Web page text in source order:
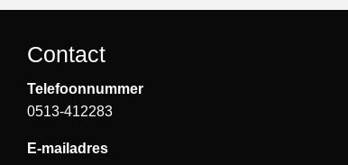
Contact
Telefoonnummer
0513-412283
E-mailadres